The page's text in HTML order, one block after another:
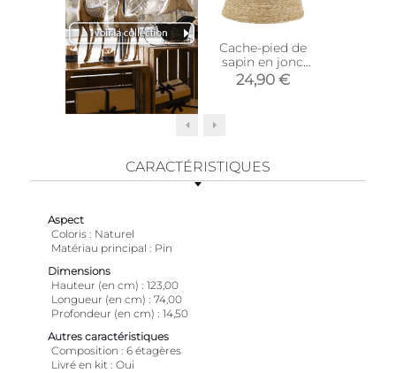
Cache-pied de
sapin en jonc
naturel (Ø 50)
24,90 €
CARACTÉRISTIQUES
Aspect
Coloris
Naturel
Matériau principal
Pin
Dimensions
Hauteur (en cm)
123,00
Longueur (en cm)
74,00
Profondeur (en cm)
14,50
Autres caractéristiques
Composition
6 étagères
Livré en kit Oui